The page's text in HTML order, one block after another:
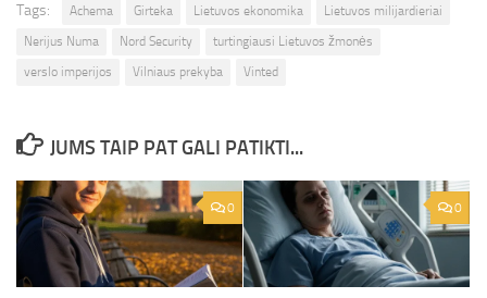
Tags: Achema Girteka Lietuvos ekonomika
Lietuvos milijardieriai
Nerijus Numa
Nord Security
turtingiausi Lietuvos žmonės
verslo imperijos
Vilniaus prekyba Vinted
JUMS TAIP PAT GALI PATIKTI...
0 0